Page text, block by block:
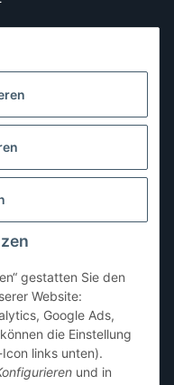
gestatten Sie den
Website:
Google Ads,
die Einstellung
links unten).
und in